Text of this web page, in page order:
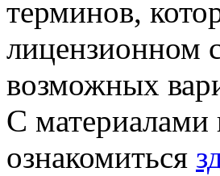
терминов,
лицензионном
возможных
С
ознакомиться